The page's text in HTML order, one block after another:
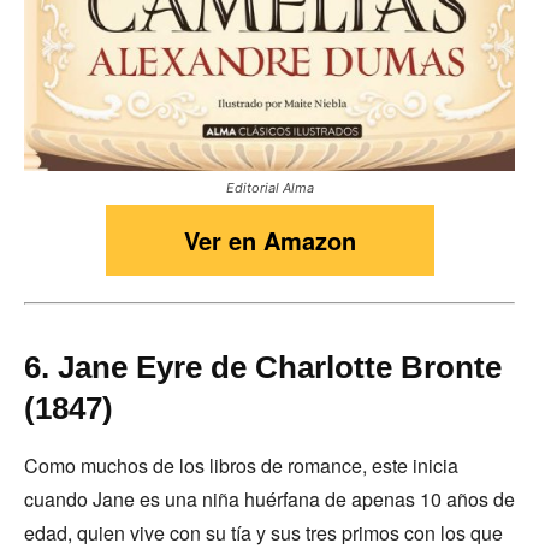
Editorial Alma
Ver en Amazon
6. Jane Eyre de Charlotte Bronte
(1847)
Como muchos de los libros de romance, este inicia
cuando Jane es una niña huérfana de apenas 10 años de
edad, quien vive con su tía y sus tres primos con los que